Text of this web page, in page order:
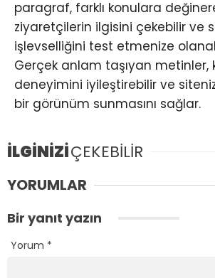
paragraf, farklı konulara
ziyaretçilerin ilgisini çekebilir ve
işlevselliğini test etmenize
Gerçek anlam taşıyan metinler,
deneyimini iyileştirebilir ve
bir görünüm sunmasını sağlar.
İLGİNİZİÇEKEBİLİR
YORUMLAR
Bir yanıt yazın
Yorum *